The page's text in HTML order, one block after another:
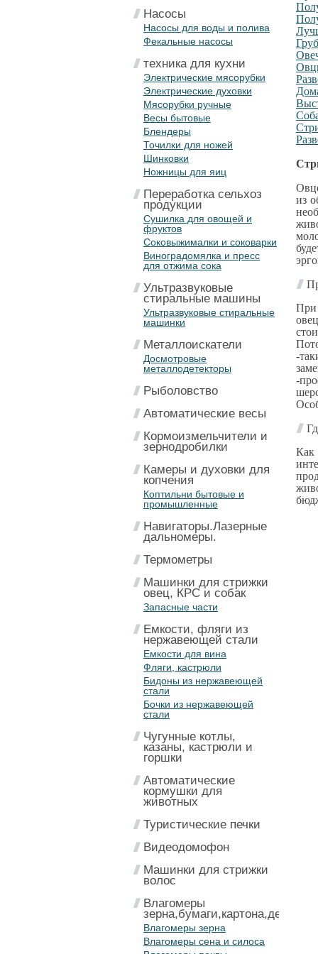
Насосы
Насосы для воды и полива
Фекальные насосы
техника для кухни
Электрические мясорубки
Электрические духовки
Мясорубки ручные
Весы бытовые
Блендеры
Точилки для ножей
Шинковки
Ножницы для яиц
Переработка сельхоз
продукции
Сушилка для овощей и
фруктов
Соковыжималки и соковарки
Виноградомялка и пресс
для отжима сока
Ультразвуковые
стиральные машины
Ультразвуковые стиральные
машинки
Металлоискатели
Досмотровые
металлодетекторы
Рыболовство
Автоматические весы
Кормоизмельчители и
зернодробилки
Камеры и духовки для
копчения
Коптильни бытовые и
промышленные
Навигаторы.Лазерные
дальномеры.
Термометры
Машинки для стрижки
овец, КРС и собак
Запасные части
Емкости, фляги из
нержавеющей стали
Емкости для вина
Фляги, кастрюли
Бидоны из нержавеющей
стали
Бочки из нержавеющей
стали
Чугунные котлы,
казаны, кастрюли и
горшки
Автоматические
кормушки для
животных
Туристические печки
Видеодомофон
Машинки для стрижки
волос
Влагомеры
зерна,бумаги,картона,дерева
Влагомеры зерна
Влагомеры сена и силоса
из
При
-
-
Как